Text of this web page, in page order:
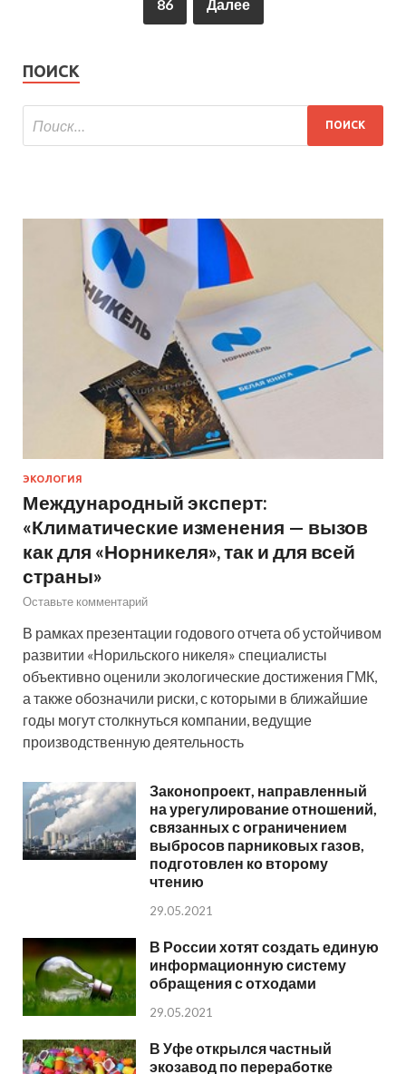
86 Далее
ПОИСК
ЭКОЛОГИЯ
Международный эксперт:
«Климатические изменения — вызов
как для «Норникеля», так и для всей
страны»
Оставьте комментарий
В рамках презентации годового отчета об устойчивом
развитии «Норильского никеля» специалисты
объективно оценили экологические достижения ГМК,
а также обозначили риски, с которыми в ближайшие
годы могут столкнуться компании, ведущие
производственную деятельность
Законопроект, направленный
на урегулирование отношений,
связанных с ограничением
выбросов парниковых газов,
подготовлен ко второму
чтению
29.05.2021
В России хотят создать единую
информационную систему
обращения с отходами
29.05.2021
В Уфе открылся частный
экозавод по переработке